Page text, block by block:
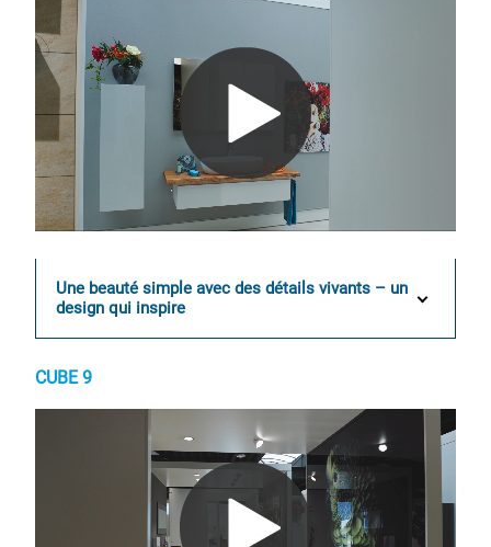
0:00 / 0:15
Une beauté simple avec des détails vivants – un
design qui inspire
CUBE 9